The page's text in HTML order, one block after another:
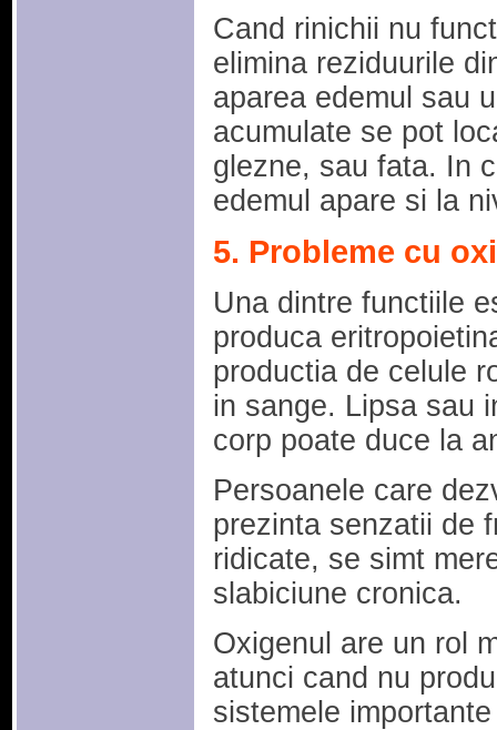
Cand rinichii nu
elimina reziduurile
aparea edemul sau
acumulate se pot
glezne, sau fata. In
edemul apare si la
5. Probleme cu
Una dintre functiile
produca
productia de celule
in sange. Lipsa sau
corp poate duce la
Persoanele care
prezinta senzatii de
ridicate, se simt
slabiciune cronica.
Oxigenul are un rol
atunci cand nu
sistemele